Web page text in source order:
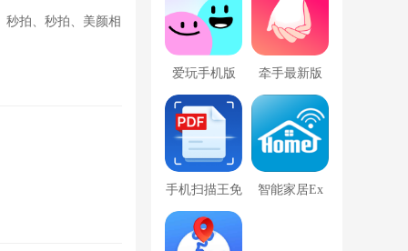
秒拍、秒拍、美颜相
爱玩手机版 牵手最新版
手机扫描王免
费版
智能家居Ex